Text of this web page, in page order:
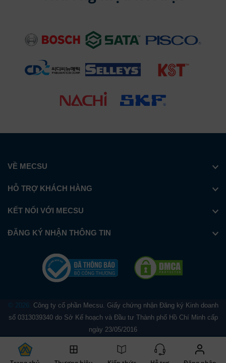
VỀ MECSU
HỖ TRỢ KHÁCH HÀNG
KẾT NỐI VỚI MECSU
ĐĂNG KÝ NHẬN THÔNG TIN
© 2026.
Công ty cổ phần Mecsu. Giấy chứng nhận Đăng ký Kinh doanh
số 0313039340 do Sở Kế hoạch và Đầu tư Thành phố Hồ Chí Minh cấp
ngày 23/05/2016